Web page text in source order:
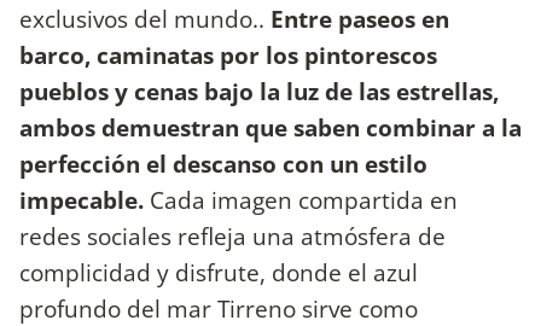
exclusivos del mundo.. Entre paseos en
barco, caminatas por los pintorescos
pueblos y cenas bajo la luz de las estrellas,
ambos demuestran que saben combinar a la
perfección el descanso con un estilo
impecable. Cada imagen compartida en
redes sociales refleja una atmósfera de
complicidad y disfrute, donde el azul
profundo del mar Tirreno sirve como